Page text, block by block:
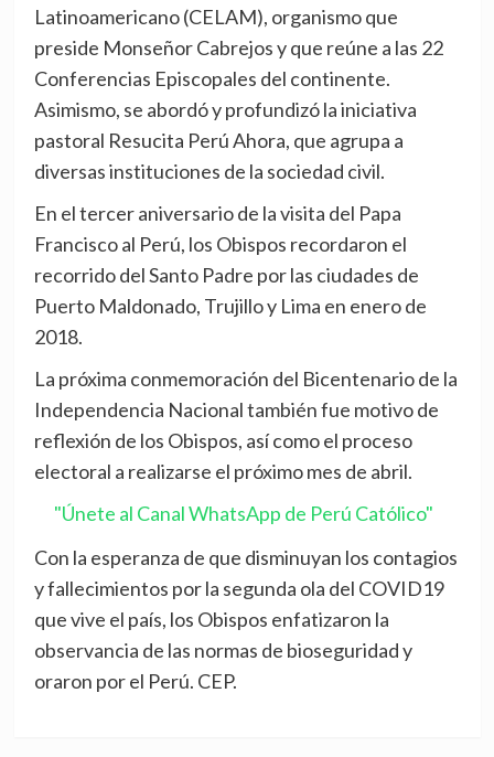
Latinoamericano (CELAM), organismo que
preside Monseñor Cabrejos y que reúne a las 22
Conferencias Episcopales del continente.
Asimismo, se abordó y profundizó la iniciativa
pastoral Resucita Perú Ahora, que agrupa a
diversas instituciones de la sociedad civil.
En el tercer aniversario de la visita del Papa
Francisco al Perú, los Obispos recordaron el
recorrido del Santo Padre por las ciudades de
Puerto Maldonado, Trujillo y Lima en enero de
2018.
La próxima conmemoración del Bicentenario de la
Independencia Nacional también fue motivo de
reflexión de los Obispos, así como el proceso
electoral a realizarse el próximo mes de abril.
"Únete al Canal WhatsApp de Perú Católico"
Con la esperanza de que disminuyan los contagios
y fallecimientos por la segunda ola del COVID19
que vive el país, los Obispos enfatizaron la
observancia de las normas de bioseguridad y
oraron por el Perú. CEP.